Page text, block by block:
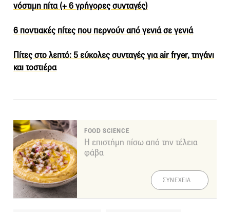
νόστιμη πίτα (+ 6 γρήγορες συνταγές)
6 ποντιακές πίτες που περνούν από γενιά σε γενιά
Πίτες στο λεπτό: 5 εύκολες συνταγές για air fryer, τηγάνι
και τοστιέρα
FOOD SCIENCE
Η επιστήμη πίσω από την τέλεια
φάβα
ΣΥΝΕΧΕΙΑ